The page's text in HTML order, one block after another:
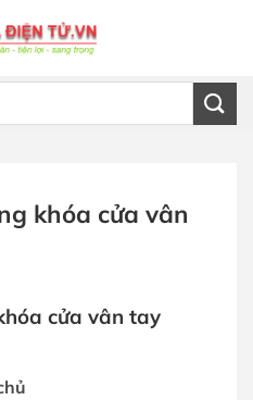
khóa cửa vân
cửa vân tay